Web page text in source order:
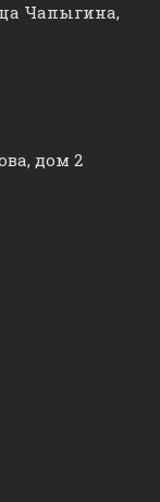
Чапыгина,
дом 2